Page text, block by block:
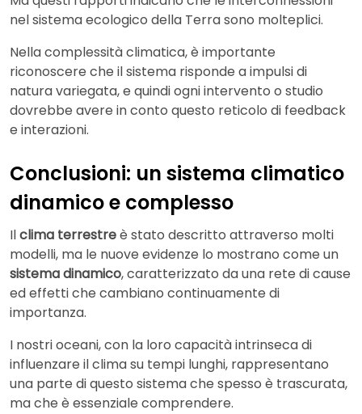
nel sistema ecologico della Terra sono molteplici.
Nella complessità climatica, è importante
riconoscere che il sistema risponde a impulsi di
natura variegata, e quindi ogni intervento o studio
dovrebbe avere in conto questo reticolo di feedback
e interazioni.
Conclusioni: un sistema climatico
dinamico e complesso
Ilclima terrestreè stato descritto attraverso molti
modelli, ma le nuove evidenze lo mostrano come un
sistema dinamico, caratterizzato da una rete di cause
ed effetti che cambiano continuamente di
importanza.
I nostri oceani, con la loro capacità intrinseca di
influenzare il clima su tempi lunghi, rappresentano
una parte di questo sistema che spesso è trascurata,
ma che è essenziale comprendere.